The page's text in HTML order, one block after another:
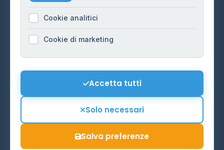
Cookie Policy
Preferenze Cookie
Mappa del sito
Cookie analitici
Cookie di marketing
Accetta tutti
Solo necessari
Salva preferenze